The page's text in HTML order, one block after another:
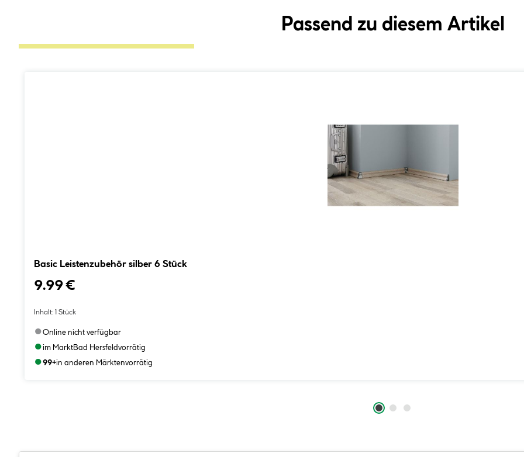
Passend zu diesem Artikel
Basic Leistenzubehör silber 6 Stück
9.99 €
Inhalt: 1 Stück
●Online nicht verfügbar
●im MarktBad Hersfeldvorrätig
●99+in anderen Märktenvorrätig